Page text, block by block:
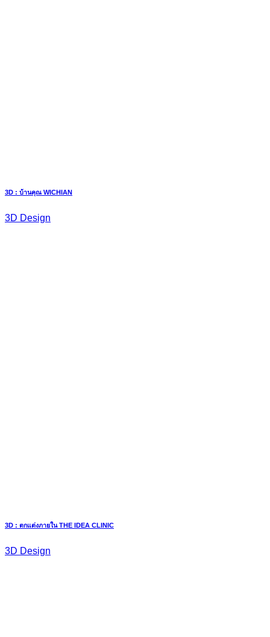
3D : บ้านคุณ WICHIAN
3D Design
3D : ตกแต่งภายใน THE IDEA CLINIC
3D Design